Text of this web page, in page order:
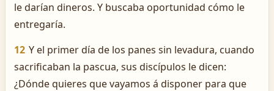
le darían dineros. Y buscaba oportunidad cómo le
entregaría.
12 Y el primer día de los panes sin levadura, cuando
sacrificaban la pascua, sus discípulos le dicen:
¿Dónde quieres que vayamos á disponer para que